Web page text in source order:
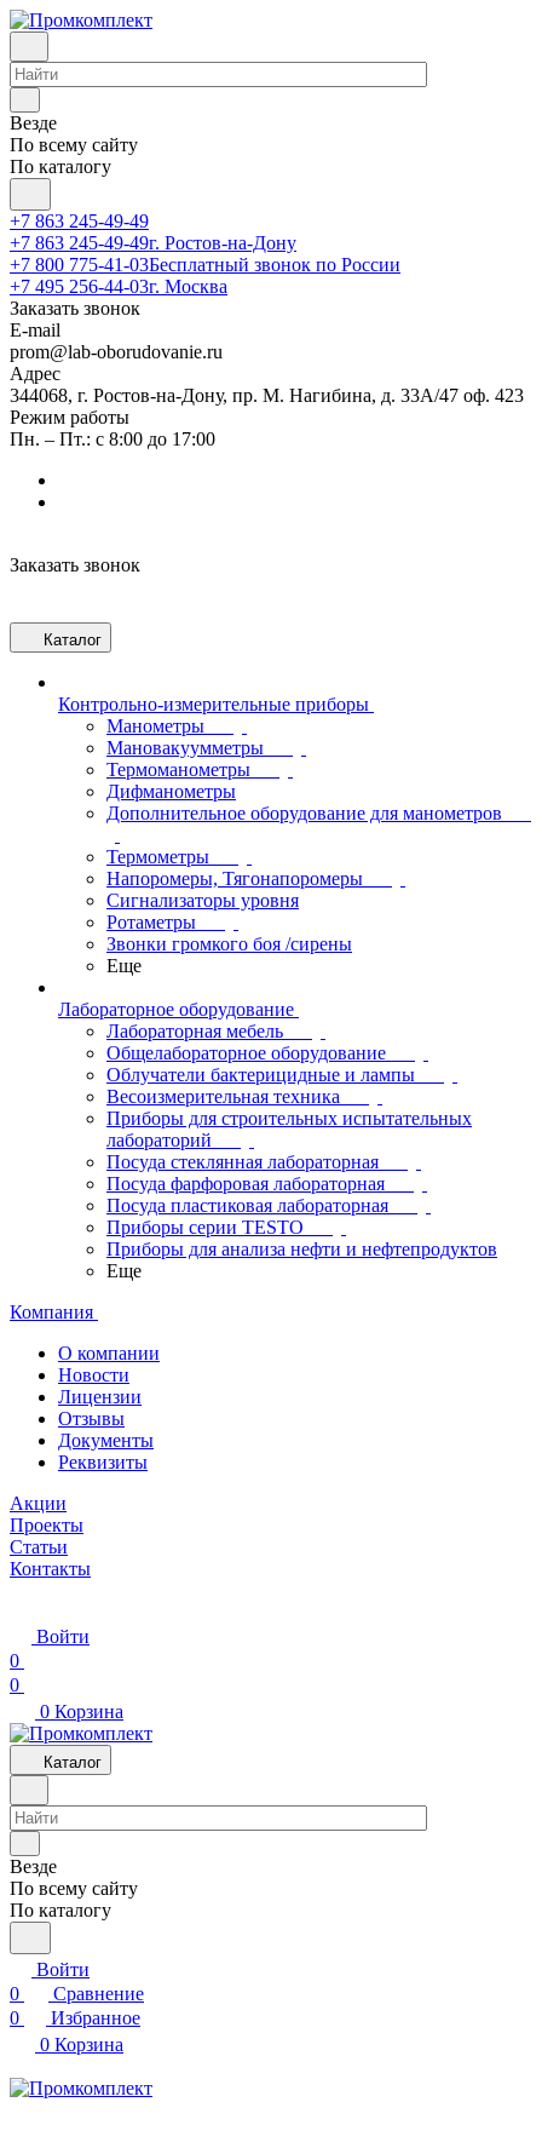
Везде
По всему сайту
По каталогу
+7 863 245-49-49
+7 863 245-49-49г. Ростов-на-Дону
+7 800 775-41-03Бесплатный звонок по России
+7 495 256-44-03г. Москва
Заказать звонок
E-mail
prom@lab-oborudovanie.ru
Адрес
344068, г. Ростов-на-Дону, пр. М. Нагибина, д. 33А/47 оф. 423
Режим работы
Пн. – Пт.: с 8:00 до 17:00
Заказать звонок
Каталог
Контрольно-измерительные приборы
Манометры
Мановакуумметры
Термоманометры
Дифманометры
Дополнительное оборудование для манометров
Термометры
Напоромеры, Тягонапоромеры
Сигнализаторы уровня
Ротаметры
Звонки громкого боя /сирены
Еще
Лабораторное оборудование
Лабораторная мебель
Общелабораторное оборудование
Облучатели бактерицидные и лампы
Весоизмерительная техника
Приборы для строительных испытательных
лабораторий
Посуда стеклянная лабораторная
Посуда фарфоровая лабораторная
Посуда пластиковая лабораторная
Приборы серии TESTO
Приборы для анализа нефти и нефтепродуктов
Еще
Компания
О компании
Новости
Лицензии
Отзывы
Документы
Реквизиты
Акции
Проекты
Статьи
Контакты
Войти
0
0
0 Корзина
Каталог
Везде
По всему сайту
По каталогу
Войти
0
Сравнение
0
Избранное
0 Корзина